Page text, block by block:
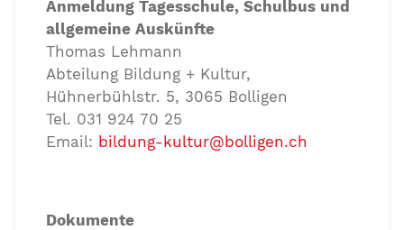
Anmeldung Tagesschule, Schulbus und
allgemeine Auskünfte
Thomas Lehmann
Abteilung Bildung + Kultur,
Hühnerbühlstr. 5, 3065 Bolligen
Tel. 031 924 70 25
Email: bildung-kultur@bolligen.ch
Dokumente